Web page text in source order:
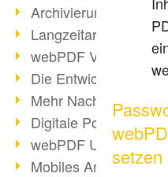
Archivierung:
Langzeitarchivierung
webPDF Video -
Die Entwicklung von
Mehr Nachhaltigkeit
Digitale Post als
webPDF Update
Mobiles Arbeiten mit
setzen